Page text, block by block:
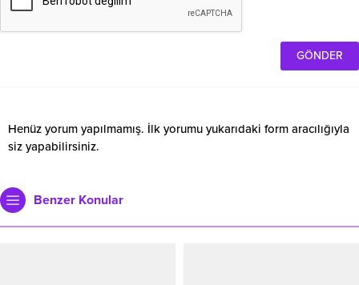
Henüz yorum yapılmamış. İlk yorumu yukarıdaki form aracılığıyla
siz yapabilirsiniz.
Benzer Konular